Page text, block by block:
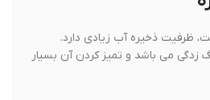
ذخیره آب زیادی دارد.
می باشد و تمیز کردن آن بسیار